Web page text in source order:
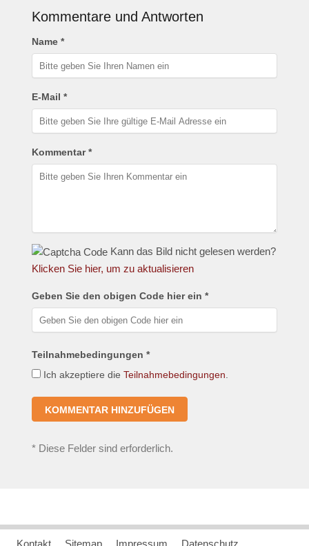
Kommentare und Antworten
Name *
E-Mail *
Kommentar *
Kann das Bild nicht gelesen werden?
Klicken Sie hier, um zu aktualisieren
Geben Sie den obigen Code hier ein *
Teilnahmebedingungen *
Ich akzeptiere die Teilnahmebedingungen.
*Diese Felder sind erforderlich.
Kontakt Sitemap Impressum Datenschutz